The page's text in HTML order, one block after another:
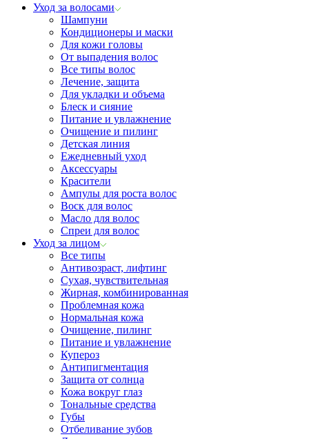
Уход за волосами
Шампуни
Кондиционеры и маски
Для кожи головы
От выпадения волос
Все типы волос
Лечение, защита
Для укладки и объема
Блеск и сияние
Питание и увлажнение
Очищение и пилинг
Детская линия
Ежедневный уход
Аксессуары
Красители
Ампулы для роста волос
Воск для волос
Масло для волос
Спреи для волос
Уход за лицом
Все типы
Антивозраст, лифтинг
Сухая, чувствительная
Жирная, комбинированная
Проблемная кожа
Нормальная кожа
Очищение, пилинг
Питание и увлажнение
Купероз
Антипигментация
Защита от солнца
Кожа вокруг глаз
Тональные средства
Губы
Отбеливание зубов